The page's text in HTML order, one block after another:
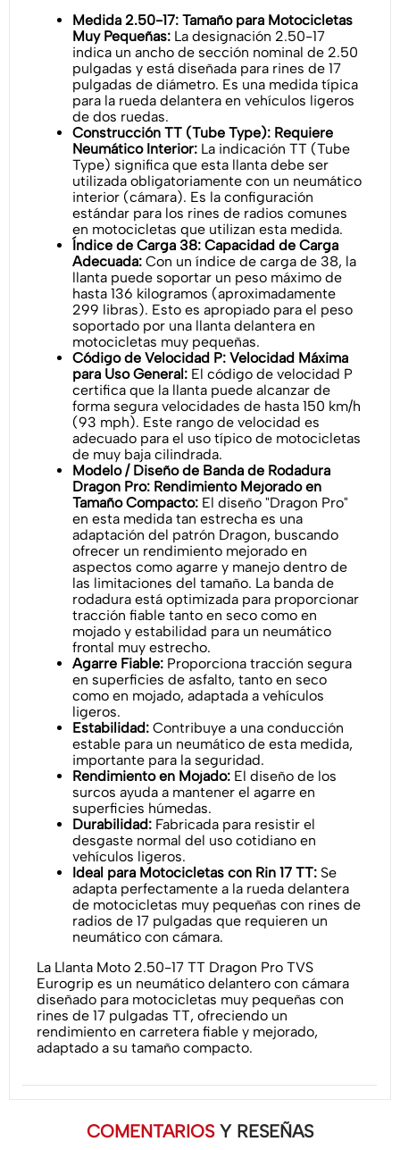
Medida 2.50-17: Tamaño para Motocicletas
Muy Pequeñas: La designación 2.50-17
indica un ancho de sección nominal de 2.50
pulgadas y está diseñada para rines de 17
pulgadas de diámetro. Es una medida típica
para la rueda delantera en vehículos ligeros
de dos ruedas.
Construcción TT (Tube Type): Requiere
Neumático Interior: La indicación TT (Tube
Type) significa que esta llanta debe ser
utilizada obligatoriamente con un neumático
interior (cámara). Es la configuración
estándar para los rines de radios comunes
en motocicletas que utilizan esta medida.
Índice de Carga 38: Capacidad de Carga
Adecuada: Con un índice de carga de 38, la
llanta puede soportar un peso máximo de
hasta 136 kilogramos (aproximadamente
299 libras). Esto es apropiado para el peso
soportado por una llanta delantera en
motocicletas muy pequeñas.
Código de Velocidad P: Velocidad Máxima
para Uso General: El código de velocidad P
certifica que la llanta puede alcanzar de
forma segura velocidades de hasta 150 km/h
(93 mph). Este rango de velocidad es
adecuado para el uso típico de motocicletas
de muy baja cilindrada.
Modelo / Diseño de Banda de Rodadura
Dragon Pro: Rendimiento Mejorado en
Tamaño Compacto: El diseño "Dragon Pro"
en esta medida tan estrecha es una
adaptación del patrón Dragon, buscando
ofrecer un rendimiento mejorado en
aspectos como agarre y manejo dentro de
las limitaciones del tamaño. La banda de
rodadura está optimizada para proporcionar
tracción fiable tanto en seco como en
mojado y estabilidad para un neumático
frontal muy estrecho.
Agarre Fiable: Proporciona tracción segura
en superficies de asfalto, tanto en seco
como en mojado, adaptada a vehículos
ligeros.
Estabilidad: Contribuye a una conducción
estable para un neumático de esta medida,
importante para la seguridad.
Rendimiento en Mojado: El diseño de los
surcos ayuda a mantener el agarre en
superficies húmedas.
Durabilidad: Fabricada para resistir el
desgaste normal del uso cotidiano en
vehículos ligeros.
Ideal para Motocicletas con Rin 17 TT: Se
adapta perfectamente a la rueda delantera
de motocicletas muy pequeñas con rines de
radios de 17 pulgadas que requieren un
neumático con cámara.
La Llanta Moto 2.50-17 TT Dragon Pro TVS
Eurogrip es un neumático delantero con cámara
diseñado para motocicletas muy pequeñas con
rines de 17 pulgadas TT, ofreciendo un
rendimiento en carretera fiable y mejorado,
adaptado a su tamaño compacto.
COMENTARIOS Y RESEÑAS